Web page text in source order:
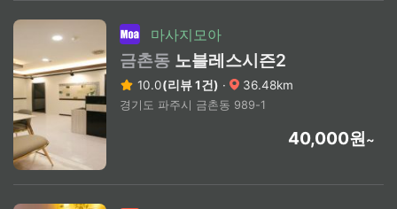
마사지모아
금촌동 노블레스시즌2
10.0(리뷰 1건) · 36.48km
경기도 파주시 금촌동 989-1
40,000원~